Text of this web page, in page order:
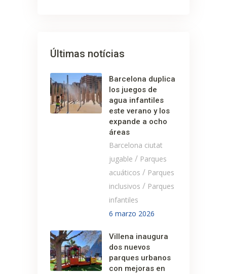
Últimas notícias
Barcelona duplica
los juegos de
agua infantiles
este verano y los
expande a ocho
áreas
Barcelona ciutat
jugable / Parques
acuáticos / Parques
inclusivos / Parques
infantiles
6 marzo 2026
Villena inaugura
dos nuevos
parques urbanos
con mejoras en